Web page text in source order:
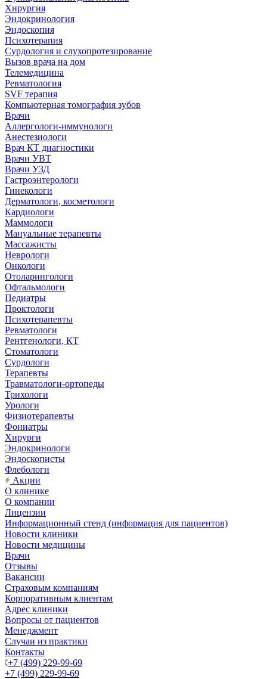
Хирургия
Эндокринология
Эндоскопия
Психотерапия
Сурдология и слухопротезирование
Вызов врача на дом
Телемедицина
Ревматология
SVF терапия
Компьютерная томография зубов
Врачи
Аллергологи-иммунологи
Анестезиологи
Врач КТ диагностики
Врачи УВТ
Врачи УЗД
Гастроэнтерологи
Гинекологи
Дерматологи, косметологи
Кардиологи
Маммологи
Мануальные терапевты
Массажисты
Неврологи
Онкологи
Отоларингологи
Офтальмологи
Педиатры
Проктологи
Психотерапевты
Ревматологи
Рентгенологи, КТ
Стоматологи
Сурдологи
Терапевты
Травматологи-ортопеды
Трихологи
Урологи
Физиотерапевты
Фониатры
Хирурги
Эндокринологи
Эндоскописты
Флебологи
Акции
О клинике
О компании
Лицензии
Информационный стенд (информация для пациентов)
Новости клиники
Новости медицины
Врачи
Отзывы
Вакансии
Страховым компаниям
Корпоративным клиентам
Адрес клиники
Вопросы от пациентов
Менеджмент
Случаи из практики
Контакты
+7 (499) 229-99-69
+7 (499) 229-99-69